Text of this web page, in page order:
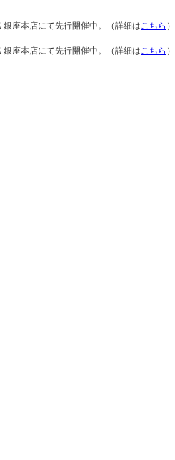
座本店にて先行開催中。（詳細はこちら ）
座本店にて先行開催中。（詳細はこちら ）